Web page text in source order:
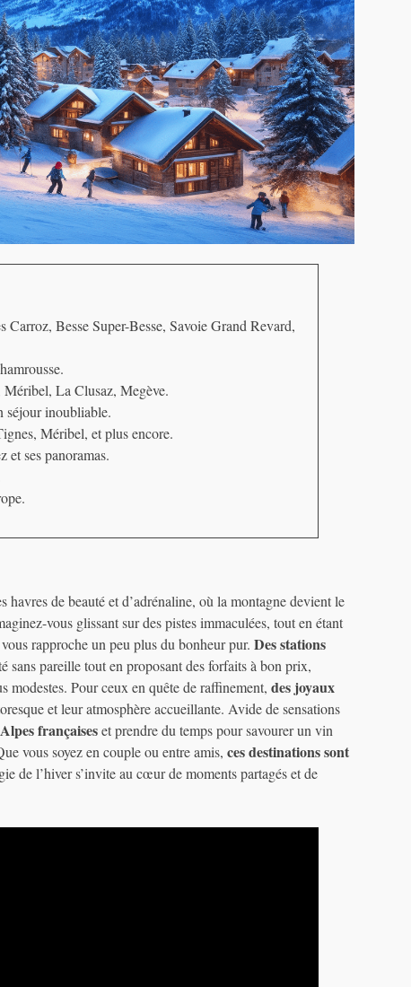
Besse Super-Besse, Savoie Grand Revard,
Méribel, La Clusaz, Megève.
séjour inoubliable.
Méribel, et plus encore.
et ses panoramas.
de beauté et d’adrénaline, où la montagne devient le
vous glissant sur des pistes immaculées, tout en étant
rapproche un peu plus du bonheur pur. Des stations
sans pareille tout en proposant des forfaits à bon prix,
modestes. Pour ceux en quête de raffinement, des joyaux
et leur atmosphère accueillante. Avide de sensations
Alpes françaiseset prendre du temps pour savourer un vin
vous soyez en couple ou entre amis, ces destinations sont
de l’hiver s’invite au cœur de moments partagés et de